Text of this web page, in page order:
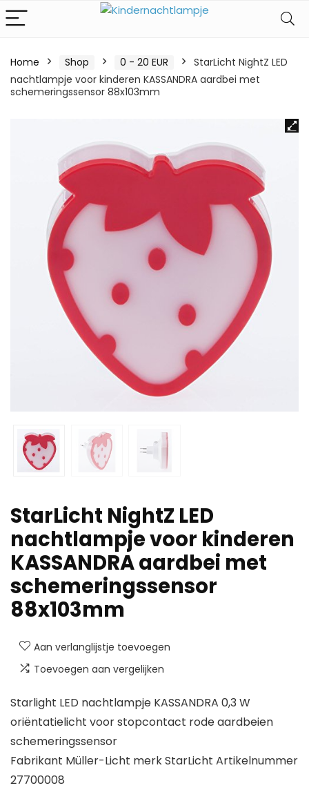
Home Shop 0 - 20 EUR
StarLicht NightZ LED
nachtlampje voor kinderen KASSANDRA aardbei met
schemeringssensor 88x103mm
StarLicht NightZ LED
nachtlampje voor kinderen
KASSANDRA aardbei met
schemeringssensor
88x103mm
Aan verlanglijstje toevoegen
Toevoegen aan vergelijken
Starlight LED nachtlampje KASSANDRA 0,3 W
oriëntatielicht voor stopcontact rode aardbeien
schemeringssensor
Fabrikant Müller-Licht merk StarLicht Artikelnummer
27700008